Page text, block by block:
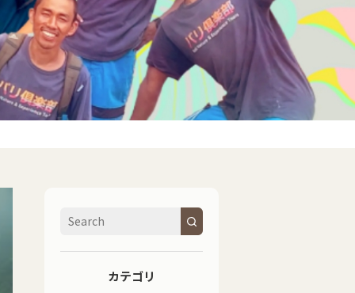
カテゴリ